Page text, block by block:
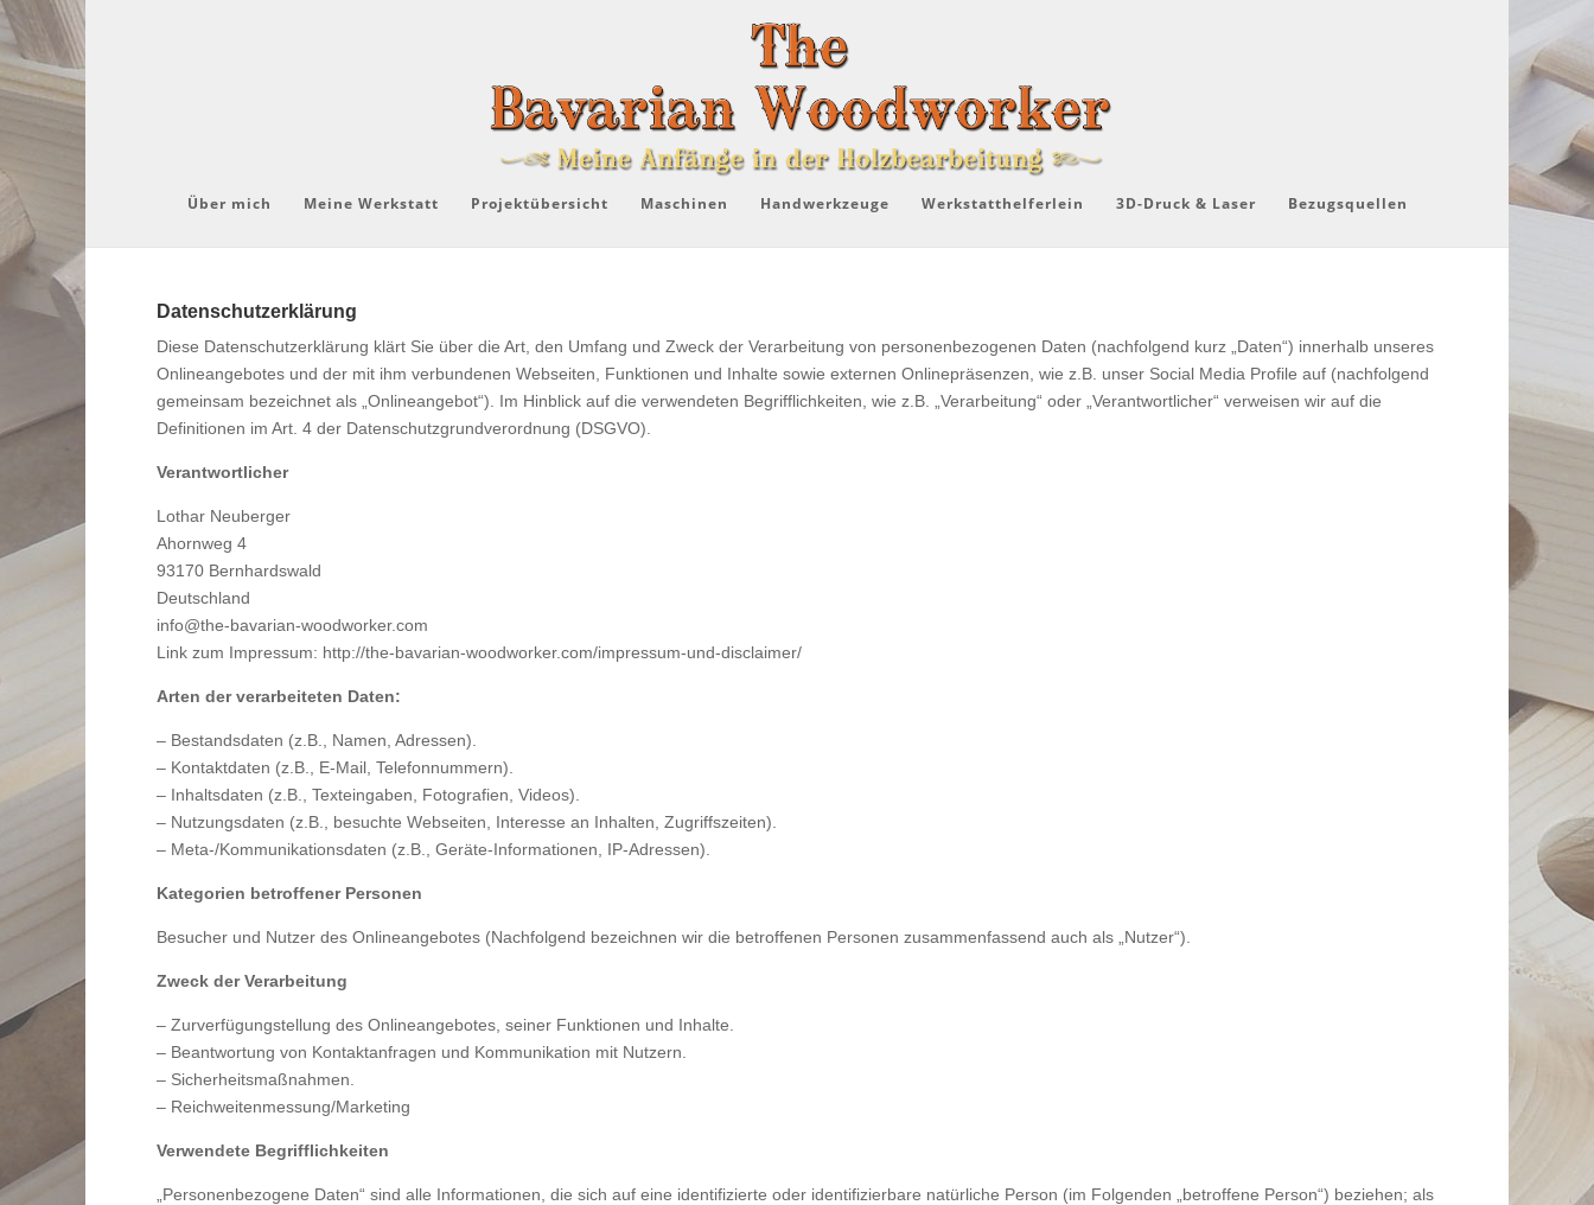
Über mich Meine Werkstatt Projektübersicht Maschinen Handwerkzeuge Werkstatthelferlein 3D-Druck & Laser Bezugsquellen
Datenschutzerklärung
Diese Datenschutzerklärung klärt Sie über die Art, den Umfang und Zweck der Verarbeitung von personenbezogenen Daten (nachfolgend kurz „Daten“) innerhalb unseres
Onlineangebotes und der mit ihm verbundenen Webseiten, Funktionen und Inhalte sowie externen Onlinepräsenzen, wie z.B. unser Social Media Profile auf (nachfolgend
gemeinsam bezeichnet als „Onlineangebot“). Im Hinblick auf die verwendeten Begrifflichkeiten, wie z.B. „Verarbeitung“ oder „Verantwortlicher“ verweisen wir auf die
Definitionen im Art. 4 der Datenschutzgrundverordnung (DSGVO).
Verantwortlicher
Lothar Neuberger
Ahornweg 4
93170 Bernhardswald
Deutschland
info@the-bavarian-woodworker.com
Link zum Impressum: http://the-bavarian-woodworker.com/impressum-und-disclaimer/
Arten der verarbeiteten Daten:
– Bestandsdaten (z.B., Namen, Adressen).
– Kontaktdaten (z.B., E-Mail, Telefonnummern).
– Inhaltsdaten (z.B., Texteingaben, Fotografien, Videos).
– Nutzungsdaten (z.B., besuchte Webseiten, Interesse an Inhalten, Zugriffszeiten).
– Meta-/Kommunikationsdaten (z.B., Geräte-Informationen, IP-Adressen).
Kategorien betroffener Personen
Besucher und Nutzer des Onlineangebotes (Nachfolgend bezeichnen wir die betroffenen Personen zusammenfassend auch als „Nutzer“).
Zweck der Verarbeitung
– Zurverfügungstellung des Onlineangebotes, seiner Funktionen und Inhalte.
– Beantwortung von Kontaktanfragen und Kommunikation mit Nutzern.
– Sicherheitsmaßnahmen.
– Reichweitenmessung/Marketing
Verwendete Begrifflichkeiten
„Personenbezogene Daten“ sind alle Informationen, die sich auf eine identifizierte oder identifizierbare natürliche Person (im Folgenden „betroffene Person“) beziehen; als